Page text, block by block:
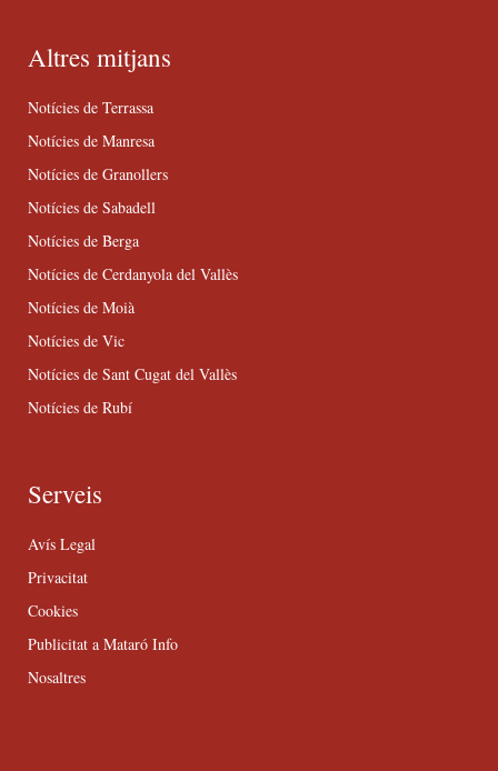
Altres mitjans
Notícies de Terrassa
Notícies de Manresa
Notícies de Granollers
Notícies de Sabadell
Notícies de Berga
Notícies de Cerdanyola del Vallès
Notícies de Moià
Notícies de Vic
Notícies de Sant Cugat del Vallès
Notícies de Rubí
Serveis
Avís Legal
Privacitat
Cookies
Publicitat a Mataró Info
Nosaltres